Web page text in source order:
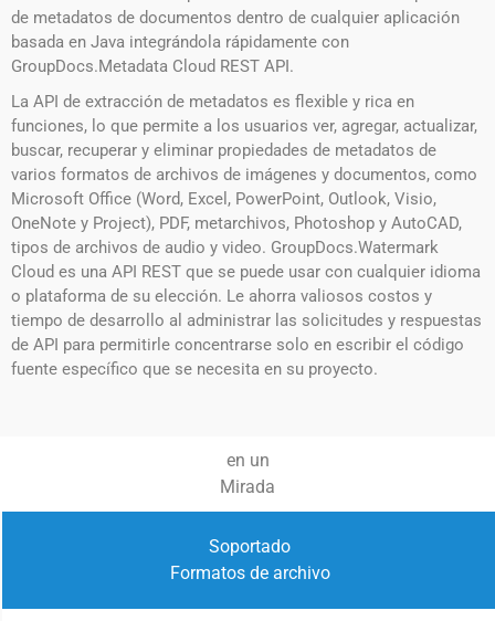
de metadatos de documentos dentro de cualquier aplicación
basada en Java integrándola rápidamente con
GroupDocs.Metadata Cloud REST API.
La API de extracción de metadatos es flexible y rica en
funciones, lo que permite a los usuarios ver, agregar, actualizar,
buscar, recuperar y eliminar propiedades de metadatos de
varios formatos de archivos de imágenes y documentos, como
Microsoft Office (Word, Excel, PowerPoint, Outlook, Visio,
OneNote y Project), PDF, metarchivos, Photoshop y AutoCAD,
tipos de archivos de audio y video. GroupDocs.Watermark
Cloud es una API REST que se puede usar con cualquier idioma
o plataforma de su elección. Le ahorra valiosos costos y
tiempo de desarrollo al administrar las solicitudes y respuestas
de API para permitirle concentrarse solo en escribir el código
fuente específico que se necesita en su proyecto.
en un
Mirada
Soportado
Formatos de archivo